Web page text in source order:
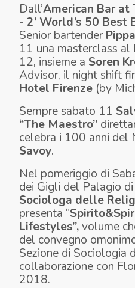
Dall’American Bar at
- 2’ World’s 50 Best
Senior bartender
11 una masterclass al
12, insieme a Soren
Advisor, il night shift
Hotel Firenze (by
Sempre sabato 11
“The Maestro”
celebra i 100 anni del
Savoy.
Nel pomeriggio di
dei Gigli del Palagio
Sociologa delle
presenta “
Lifestyles”,volume
del convegno
Sezione di Sociologia
collaborazione con
2018.